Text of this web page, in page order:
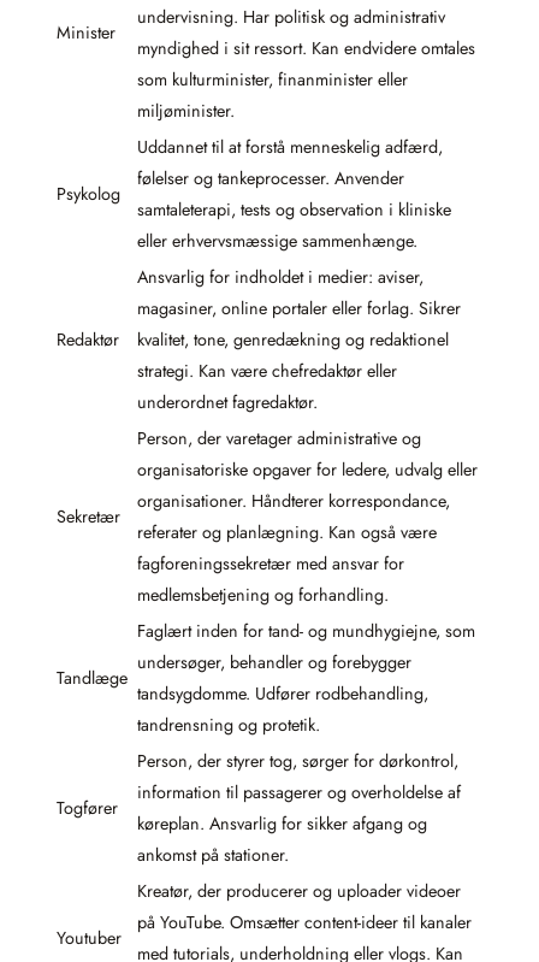
Minister
undervisning. Har politisk og administrativ
myndighed i sit ressort. Kan endvidere omtales
som kulturminister, finanminister eller
miljøminister.
Psykolog
Uddannet til at forstå menneskelig adfærd,
følelser og tankeprocesser. Anvender
samtaleterapi, tests og observation i kliniske
eller erhvervsmæssige sammenhænge.
Redaktør
Ansvarlig for indholdet i medier: aviser,
magasiner, online portaler eller forlag. Sikrer
kvalitet, tone, genredækning og redaktionel
strategi. Kan være chefredaktør eller
underordnet fagredaktør.
Sekretær
Person, der varetager administrative og
organisatoriske opgaver for ledere, udvalg eller
organisationer. Håndterer korrespondance,
referater og planlægning. Kan også være
fagforeningssekretær med ansvar for
medlemsbetjening og forhandling.
Tandlæge
Faglært inden for tand- og mundhygiejne, som
undersøger, behandler og forebygger
tandsygdomme. Udfører rodbehandling,
tandrensning og protetik.
Togfører
Person, der styrer tog, sørger for dørkontrol,
information til passagerer og overholdelse af
køreplan. Ansvarlig for sikker afgang og
ankomst på stationer.
Youtuber
Kreatør, der producerer og uploader videoer
på YouTube. Omsætter content-ideer til kanaler
med tutorials, underholdning eller vlogs. Kan